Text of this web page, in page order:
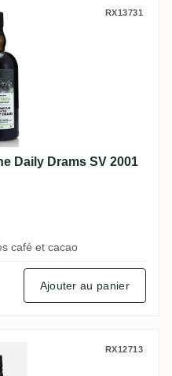
Of The Daily Drams
RX13731
Daily Drams SV 2001
café et cacao
Ajouter au panier
Norte Madeira
RX12713